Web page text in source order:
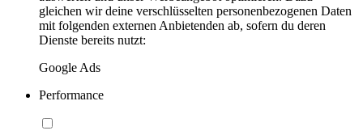
gleichen wir deine verschlüsselten personenbezogenen Daten
mit folgenden externen Anbietenden ab, sofern du deren
Dienste bereits nutzt:
Google Ads
Performance